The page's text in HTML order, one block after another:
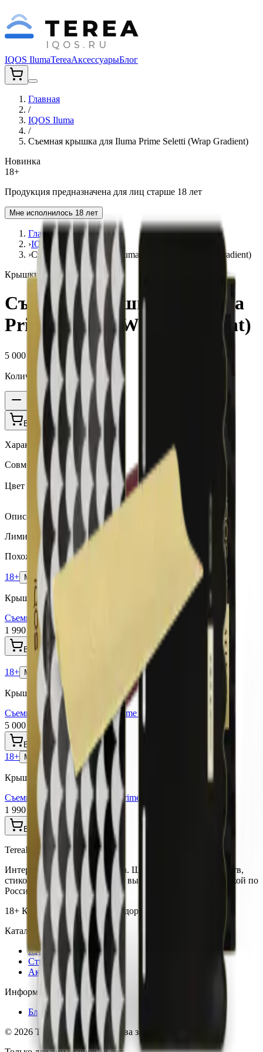
TEREA
IQOS.RU
IQOS IlumaTereaАксессуарыБлог
Главная
/
IQOS Iluma
/
Съемная крышка для Iluma Prime Seletti (Wrap Gradient)
Новинка
18+
Продукция предназначена для лиц старше 18 лет
Мне исполнилось 18 лет
Главная
›IQOS Iluma
›Съемная крышка для Iluma Prime Seletti (Wrap Gradient)
Крышки Iluma Prime
Съемная крышка для Iluma
Prime Seletti (Wrap Gradient)
5 000 ₽
Количество
В корзину — 5 000 ₽
Характеристики
Совместимость со стиками
Terea, Delia
Цвет
Желтый
Описание
Лимитированная коллекция.
Похожие товары
18+ Мне исполнилось 18 лет
Крышки Iluma Prime
Съемная крышка для ILuma Prime (Бордовая)
1 990 ₽
В корзину
18+ Мне исполнилось 18 лет
Крышки Iluma Prime
Съемная крышка для Iluma Prime Seletti (Wrap Pattern)
5 000 ₽
В корзину
18+ Мне исполнилось 18 лет
Крышки Iluma Prime
Съемная крышка для ILuma Prime (Wrap warm yellow)
1 990 ₽
В корзину
TereaIQOS.ru
Интернет-магазин IQOS Iluma. Широкий выбор устройств,
стиков Terea и аксессуаров по выгодным ценам с доставкой по
России.
18+ Курение вредит вашему здоровью
Каталог
IQOS Iluma
Стики Terea
Аксессуары
Информация
Блог
© 2026 TereaIQOS.ru. Все права защищены.